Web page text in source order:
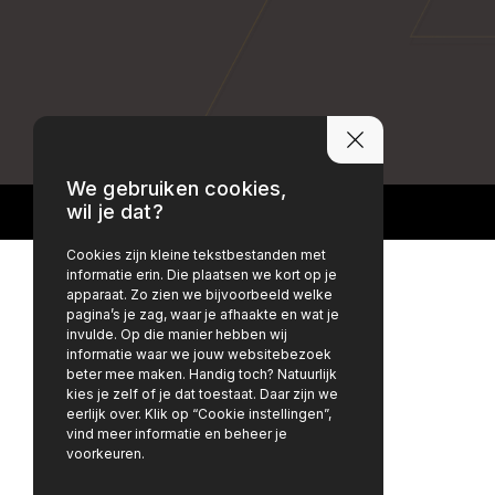
We gebruiken cookies,
wil je dat?
Cookies zijn kleine tekstbestanden met
informatie erin. Die plaatsen we kort op je
apparaat. Zo zien we bijvoorbeeld welke
pagina’s je zag, waar je afhaakte en wat je
invulde. Op die manier hebben wij
informatie waar we jouw websitebezoek
beter mee maken. Handig toch? Natuurlijk
kies je zelf of je dat toestaat. Daar zijn we
eerlijk over. Klik op “Cookie instellingen”,
vind meer informatie en beheer je
voorkeuren.